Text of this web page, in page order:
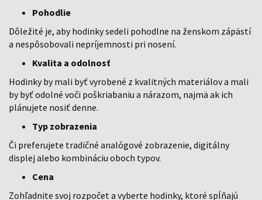
Pohodlie
Dôležité je, aby hodinky sedeli pohodlne na ženskom zápästí
a nespôsobovali nepríjemnosti pri nosení.
Kvalita a odolnosť
Hodinky by mali byť vyrobené z kvalitných materiálov a mali
by byť odolné voči poškriabaniu a nárazom, najmä ak ich
plánujete nosiť denne.
Typ zobrazenia
Či preferujete tradičné analógové zobrazenie, digitálny
displej alebo kombináciu oboch typov.
Cena
Zohľadnite svoj rozpočet a vyberte hodinky, ktoré spĺňajú